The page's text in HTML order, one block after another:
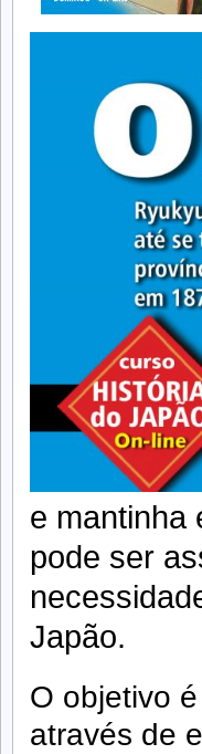
e mantinha
pode ser
Japão.
O objetivo
através de